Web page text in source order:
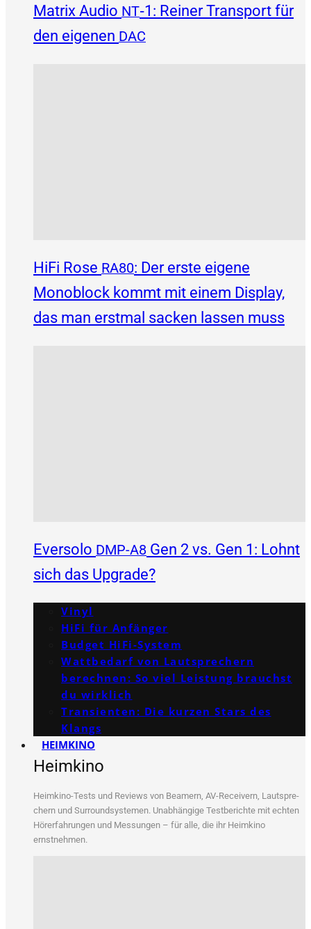
Matrix Audio NT‑1: Reiner Transport für
den eigenen DAC
HiFi Rose RA80: Der erste eigene
Monoblock kommt mit einem Display,
das man erstmal sacken lassen muss
Eversolo DMP-A8 Gen 2 vs. Gen 1: Lohnt
sich das Upgrade?
Vinyl
HiFi für Anfänger
Budget HiFi-System
Wattbedarf von Lautsprechern
berechnen: So viel Leistung brauchst
du wirklich
Transienten: Die kurzen Stars des
Klangs
HEIMKINO
Heimkino
Heim­ki­no-Tests und Reviews von Bea­mern, AV-Recei­vern, Laut­spre­
chern und Sur­round­sys­te­men. Unab­hän­gi­ge Test­be­rich­te mit ech­ten
Hör­erfah­run­gen und Mes­sun­gen – für alle, die ihr Heim­ki­no
ernstnehmen.